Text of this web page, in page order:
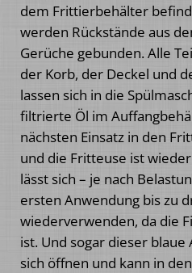
dem Frittierbehälter
werden Rückstände aus
Gerüche gebunden. Alle
der Korb, der Deckel und
lassen sich in die
filtrierte Öl im
nächsten Einsatz in den
und die Fritteuse ist
lässt sich – je nach
ersten Anwendung bis zu
wiederverwenden, da die
ist. Und sogar dieser
sich öffnen und kann in